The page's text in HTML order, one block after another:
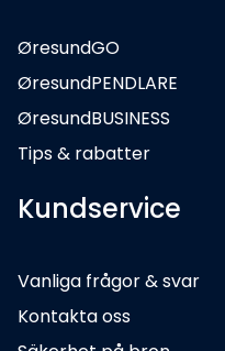
ØresundGO
ØresundPENDLARE
ØresundBUSINESS
Tips & rabatter
Kundservice
Vanliga frågor & svar
Kontakta oss